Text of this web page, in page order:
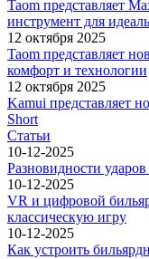
Taom представляет
инструмент для
12 октября 2025
Taom представляет
комфорт и технологии
12 октября 2025
Kamui представляет
Short
Статьи
10-12-2025
Разновидности
10-12-2025
VR и цифровой
классическую игру
10-12-2025
Как устроить